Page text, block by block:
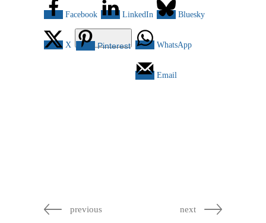
Facebook LinkedIn Bluesky
X Pinterest WhatsApp
Email
previous next